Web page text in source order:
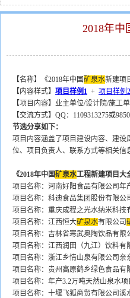
2018年中
【名称】《2018年中国矿泉水新建项
【内容样式】 项目样例1 + 项目样例2
【项目内容】业主单位/设计院/施工
【交流方式】QQ：1109313275或
节选分享如下：
项目内容涵盖了项目建设内容、建
位、项目负责人、联系方式等相关信
《2018年中国矿泉水工程新建项目大
项目名称：河南好阳食品有限公司年
项目名称：科迪食品集团股份有限公
项目名称：重庆成程之光水纳米科技
项目名称：江西恒大矿泉水有限公司
项目名称：吉林省寒武奥陶饮品有限
项目名称：江西润田（九江）饮料有
项目名称：浙江乡情山泉有限公司亲
项目名称：贵州高原鹤乡绿色食品有
项目名称：年产3.2万吨天然山泉水项
项目名称：十堰飞狐商贸有限公司溪